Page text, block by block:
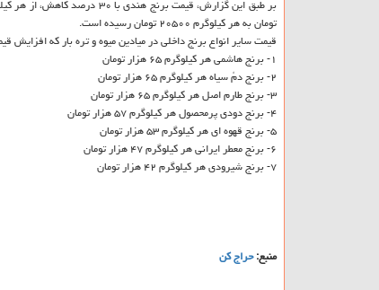
تومان به هر کیلوگرم ۲۰۵۰۰ تومان رسیده است.
قیمت سایر انواع برنج داخلی در میادین میوه و تره بار که
۱- برنج هاشمی هر کیلوگرم ۶۵ هزار تومان
۲- برنج دمُ سیاه هر کیلوگرم ۶۵ هزار تومان
۳- برنج طارم اصل هر کیلوگرم ۶۵ هزار تومان
۴- برنج دودی پرمحصول هر کیلوگرم ۵۷ هزار تومان
۵- برنج قهوه ای هر کیلوگرم ۵۳ هزار تومان
۶- برنج معطر ایرانی هر کیلوگرم ۴۷ هزار تومان
۷- برنج شیرودی هر کیلوگرم ۴۲ هزار تومان
منبع:حراج كن